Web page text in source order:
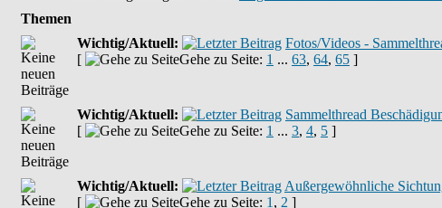
Themen
Wichtig/Aktuell:
Fotos/Videos -
[
Gehe zu Seite: 1 ... 63, 64, 65 ]
Wichtig/Aktuell:
Sammelthread
[
Gehe zu Seite: 1 ... 3, 4, 5 ]
Wichtig/Aktuell:
Außergewöhnliche
[
Gehe zu Seite: 1 , 2 ]